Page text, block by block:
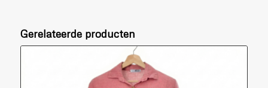
Gerelateerde producten